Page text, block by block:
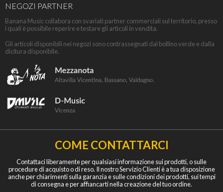
NEGOZI PARTNER
Banana Music collabora con svariati partner commerciali sul territorio, presso
i quali è possibile reperire e testare gli articoli in vendita.
Gli articoli disponibili nei negozi sono contrassegnati dal bollino verde e dalla
dicitura disponibile.
COME CONTATTARCI
Contattaci liberamente per qualsiasi informazione sui prodotti, o sulle
procedure di acquisto o di reso. Il nostro Servizio Clienti è a tua disposizione
anche per chiarimenti sulla garanzia e sulle condizioni dei prodotti, sui tempi
di consegna e per affiancarti nella creazione del tuo ordine.